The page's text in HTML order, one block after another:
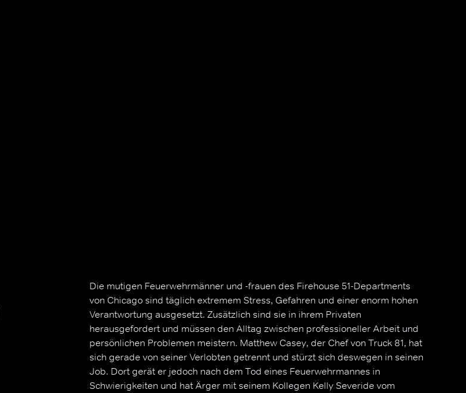
Die mutigen Feuerwehrmänner und -frauen des Firehouse 51-Departments
von Chicago sind täglich extremem Stress, Gefahren und einer enorm hohen
Verantwortung ausgesetzt. Zusätzlich sind sie in ihrem Privaten
herausgefordert und müssen den Alltag zwischen professioneller Arbeit und
persönlichen Problemen meistern. Matthew Casey, der Chef von Truck 81, hat
sich gerade von seiner Verlobten getrennt und stürzt sich deswegen in seinen
Job. Dort gerät er jedoch nach dem Tod eines Feuerwehrmannes in
Schwierigkeiten und hat Ärger mit seinem Kollegen Kelly Severide vom